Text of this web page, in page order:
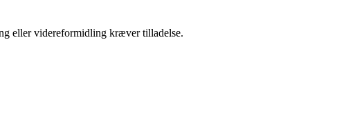
eller videreformidling kræver tilladelse.